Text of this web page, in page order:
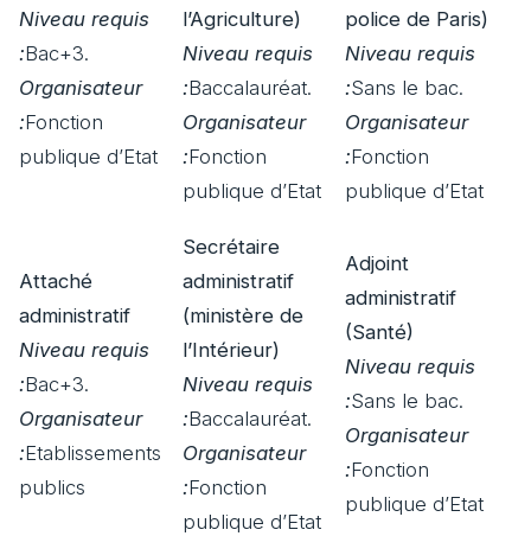
Niveau requis
:Bac+3.
Organisateur
:Fonction
publique d’Etat
l’Agriculture)
Niveau requis
:Baccalauréat.
Organisateur
:Fonction
publique d’Etat
police de Paris)
Niveau requis
:Sans le bac.
Organisateur
:Fonction
publique d’Etat
Attaché
administratif
Niveau requis
:Bac+3.
Organisateur
:Etablissements
publics
Secrétaire
administratif
(ministère de
l’Intérieur)
Niveau requis
:Baccalauréat.
Organisateur
:Fonction
publique d’Etat
Adjoint
administratif
(Santé)
Niveau requis
:Sans le bac.
Organisateur
:Fonction
publique d’Etat